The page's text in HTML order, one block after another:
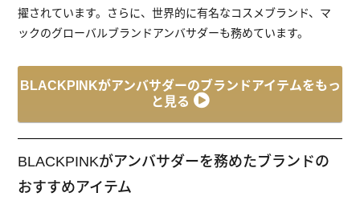
擢されています。さらに、世界的に有名なコスメブランド、マ
ックのグローバルブランドアンバサダーも務めています。
BLACKPINKがアンバサダーのブランドアイテムをもっ
と見る
BLACKPINKがアンバサダーを務めたブランドの
おすすめアイテム